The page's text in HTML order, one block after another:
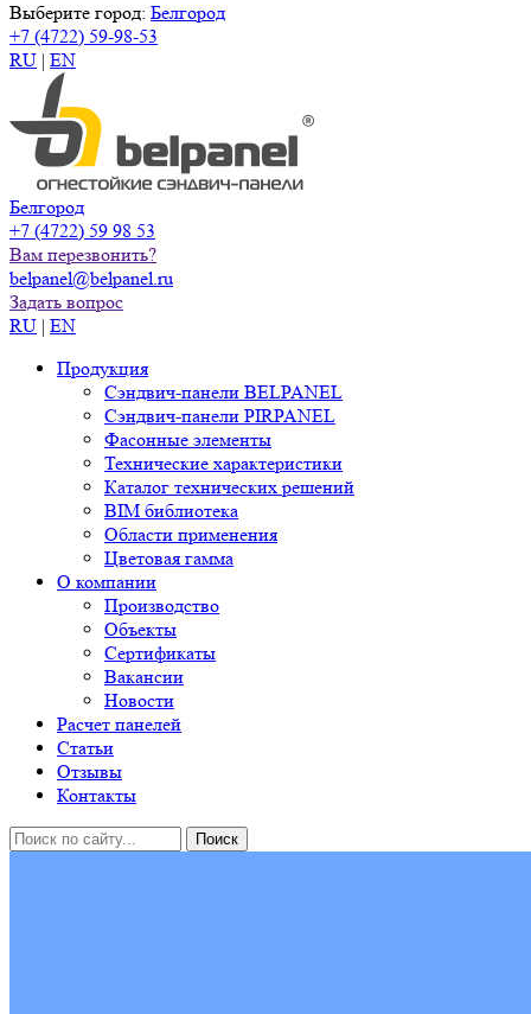
Выберите город: Белгород
+7 (4722) 59-98-53
RU | EN
Белгород
+7 (4722) 59 98 53
Вам перезвонить?
belpanel@belpanel.ru
Задать вопрос
RU | EN
Продукция
Сэндвич-панели BELPANEL
Сэндвич-панели PIRPANEL
Фасонные элементы
Технические характеристики
Каталог технических решений
BIM библиотека
Области применения
Цветовая гамма
О компании
Производство
Объекты
Сертификаты
Вакансии
Новости
Расчет панелей
Статьи
Отзывы
Контакты